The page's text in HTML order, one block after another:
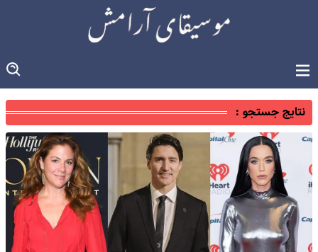
نتایج جستجو :